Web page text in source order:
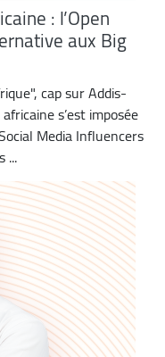
: l’Open
aux Big
cap sur Addis-
s’est imposée
Media Influencers
...